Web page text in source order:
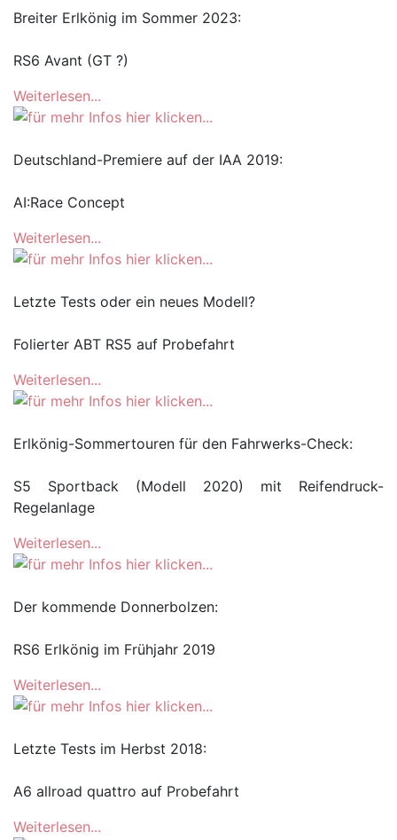
Breiter Erlkönig im Sommer 2023:
RS6 Avant (GT ?)
Weiterlesen...
Deutschland-Premiere auf der IAA 2019:
AI:Race Concept
Weiterlesen...
Letzte Tests oder ein neues Modell?
Folierter ABT RS5 auf Probefahrt
Weiterlesen...
Erlkönig-Sommertouren für den Fahrwerks-Check:
S5 Sportback (Modell 2020) mit Reifendruck-
Regelanlage
Weiterlesen...
Der kommende Donnerbolzen:
RS6 Erlkönig im Frühjahr 2019
Weiterlesen...
Letzte Tests im Herbst 2018:
A6 allroad quattro auf Probefahrt
Weiterlesen...